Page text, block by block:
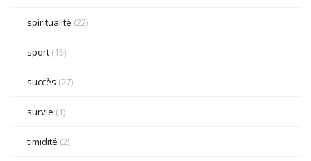
spiritualité (22)
sport (15)
succès (27)
survie (1)
timidité (2)